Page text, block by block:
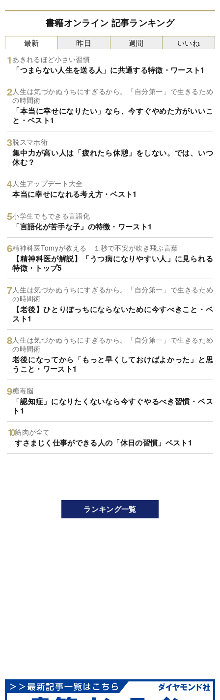
書籍オンライン 記事ランキング
最新
あきれるほど小さい習慣
「つまらない人生を送る人」に共通する特徴・ワースト1
人生は気づかぬうちにすぎるから。「自分第一」で生きるため
の時間術
「本当に幸せになりたい」なら、今すぐやめた方がいいこ
と・ベスト1
脱スマホ術
集中力が高い人は「疲れたら休憩」をしない。では、いつ
休む？
人生アップデート大全
本当に幸せになれる考え方・ベスト1
小学生でもできる言語化
「言語化が苦手な子」の特徴・ワースト1
精神科医Tomyが教える １秒で不安が吹き飛ぶ言葉
【精神科医が解説】「うつ病になりやすい人」に見られる
特徴・トップ5
人生は気づかぬうちにすぎるから。「自分第一」で生きるため
の時間術
【老後】ひとりぼっちにならないために今すべきこと・ベ
スト1
人生は気づかぬうちにすぎるから。「自分第一」で生きるため
の時間術
老後になってから「もっと早くしておけばよかった」と思
うこと・ワースト1
糖毒脳
「認知症」になりたくないなら今すぐやるべき習慣・ベス
ト1
筋肉が全て
すさまじく仕事ができる人の「休日の習慣」ベスト1
昨日 週間 いいね
ランキング一覧